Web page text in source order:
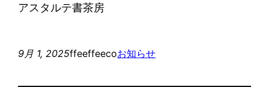
アスタルテ書茶房
9月 1, 2025ffeeffeecoお知らせ